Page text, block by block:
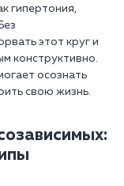
гипертония,
этот круг и
конструктивно.
осознать
свою жизнь.